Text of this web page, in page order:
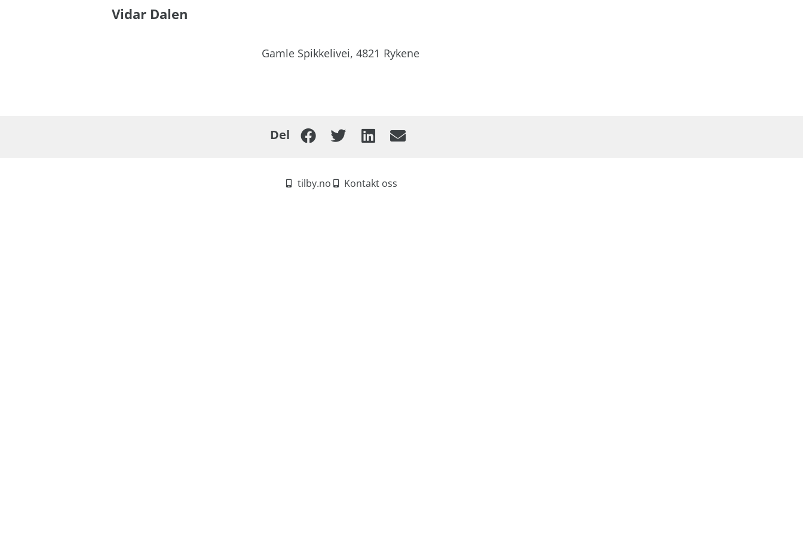
Vidar Dalen
Gamle Spikkelivei, 4821 Rykene
Del
tilby.no Kontakt oss